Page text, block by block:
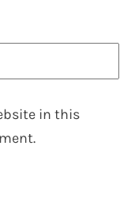
in this